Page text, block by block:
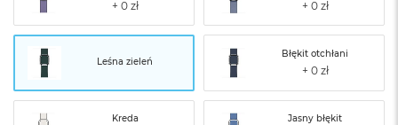
Leśna zieleń
Błękit otchłani
Kreda Jasny błękit